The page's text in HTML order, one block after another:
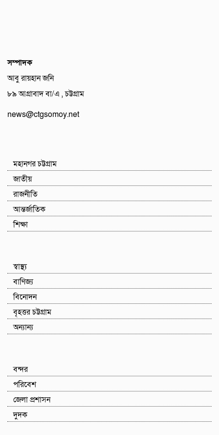
সম্পাদক
আবু রায়হান জনি
৮৯ আগ্রাবাদ বা/এ , চট্টগ্রাম
news@ctgsomoy.net
মহানগর চট্টগ্রাম
জাতীয়
রাজনীতি
আন্তর্জাতিক
শিক্ষা
স্বাস্থ্য
বাণিজ্য
বিনোদন
বৃহত্তর চট্টগ্রাম
অন্যান্য
বন্দর
পরিবেশ
জেলা প্রশাসন
দুদক